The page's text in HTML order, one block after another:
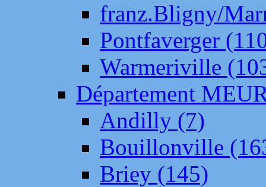
franz.Bligny/
Pontfaverger
Warmeriville
Département
Andilly (7)
Bouillonville
Briey (145)